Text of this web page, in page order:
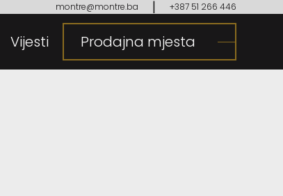
montre@montre.ba | +387 51 266 446
Vijesti Prodajna mjesta